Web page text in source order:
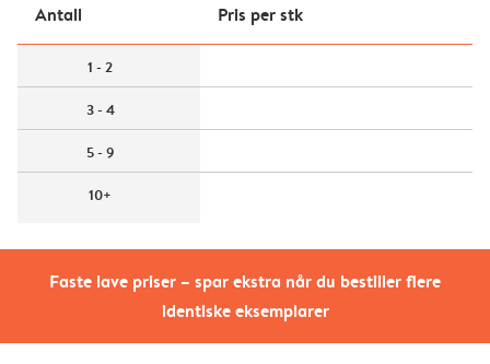
Faste lave priser – spar ekstra når du bestiller flere
identiske eksemplarer
Antall Pris per stk
1 - 2
3 - 4
5 - 9
10+